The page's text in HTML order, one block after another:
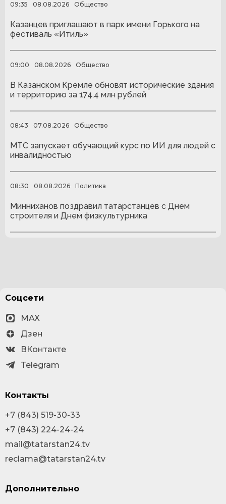
09:35 08.08.2026 Общество
Казанцев приглашают в парк имени Горького на
фестиваль «Итиль»
09:00 08.08.2026 Общество
В Казанском Кремле обновят исторические здания
и территорию за 174,4 млн рублей
08:43 07.08.2026 Общество
МТС запускает обучающий курс по ИИ для людей с
инвалидностью
08:30 08.08.2026 Политика
Минниханов поздравил татарстанцев с Днем
строителя и Днем физкультурника
Соцсети
MAX
Дзен
ВКонтакте
Telegram
Контакты
+7 (843) 519-30-33
+7 (843) 224-24-24
mail@tatarstan24.tv
reclama@tatarstan24.tv
Дополнительно